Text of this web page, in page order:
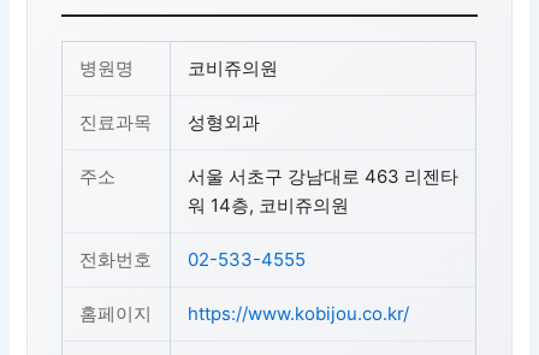
병원명 코비쥬의원
진료과목 성형외과
주소
서울 서초구 강남대로 463 리젠타
워 14층, 코비쥬의원
전화번호 02-533-4555
홈페이지 https://www.kobijou.co.kr/